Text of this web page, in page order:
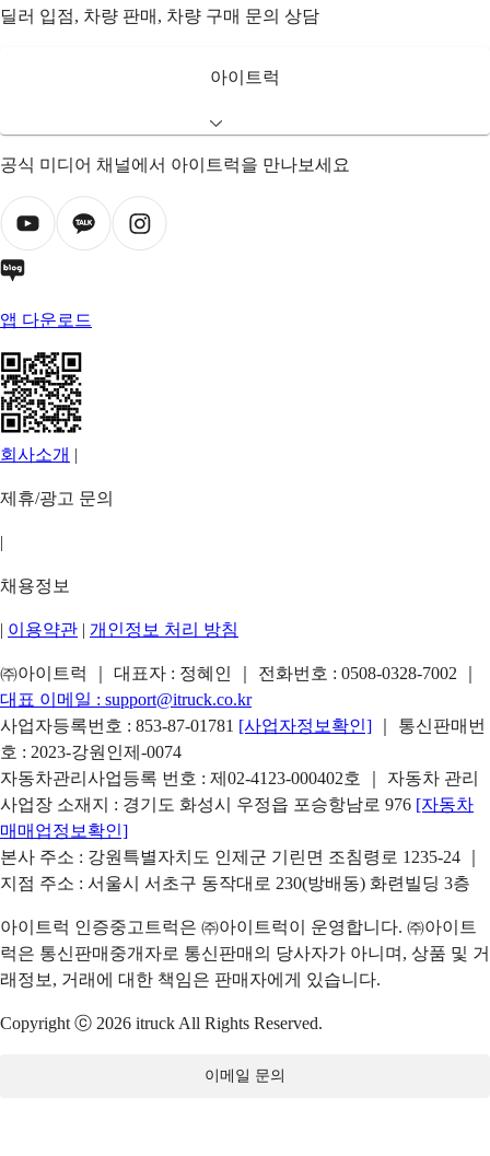
딜러 입점, 차량 판매, 차량 구매 문의 상담
아이트럭
공식 미디어 채널에서 아이트럭을 만나보세요
앱 다운로드
회사소개 |
제휴/광고 문의
|
채용정보
| 이용약관 | 개인정보 처리 방침
㈜아이트럭 ｜ 대표자 : 정혜인 ｜ 전화번호 : 0508-0328-7002
대표 이메일 : support@itruck.co.kr
사업자등록번호 : 853-87-01781 [사업자정보확인]
｜ 통신판매번
호 : 2023-강원인제-0074
자동차관리사업등록 번호 : 제02-4123-000402호 ｜ 자동차 관리
사업장 소재지 : 경기도 화성시 우정읍 포승항남로 976 [자동차
매매업정보확인]
본사 주소 : 강원특별자치도 인제군 기린면 조침령로 1235-24 ｜
지점 주소 : 서울시 서초구 동작대로 230(방배동) 화련빌딩 3층
아이트럭 인증중고트럭은 ㈜아이트럭이 운영합니다. ㈜아이트
럭은 통신판매중개자로 통신판매의 당사자가 아니며, 상품 및 거
래정보, 거래에 대한 책임은 판매자에게 있습니다.
Copyright ⓒ 2026 itruck All Rights Reserved.
이메일 문의